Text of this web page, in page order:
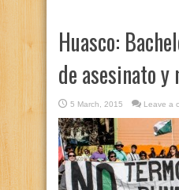
Huasco:
de asesinato y
5 March, 2015 Leave a